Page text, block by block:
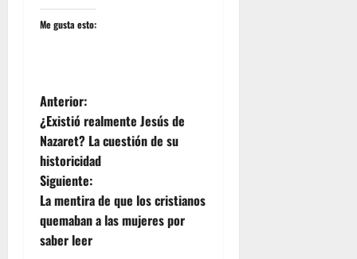
Me gusta esto:
N
a
v
e
g
Anterior:
¿Existió realmente Jesús de
Nazaret? La cuestión de su
historicidad
Siguiente:
La mentira de que los cristianos
quemaban a las mujeres por
saber leer